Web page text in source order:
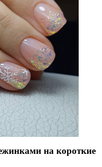
на короткие